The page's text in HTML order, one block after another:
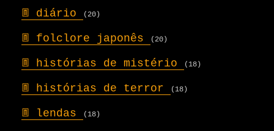
𖣍 diário (20)
𖣍 folclore japonês (20)
𖣍 histórias de mistério (18)
𖣍 histórias de terror (18)
𖣍 lendas (18)